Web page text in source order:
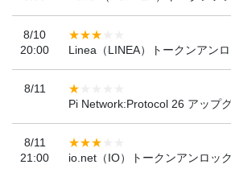
8/10
20:00
Linea（LINEA）トークンアン
8/11
Pi Network:Protocol 26 アップ
8/11
21:00
io.net（IO）トークンアンロック